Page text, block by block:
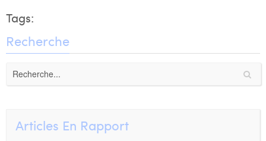
Tags:
Recherche
Articles En Rapport